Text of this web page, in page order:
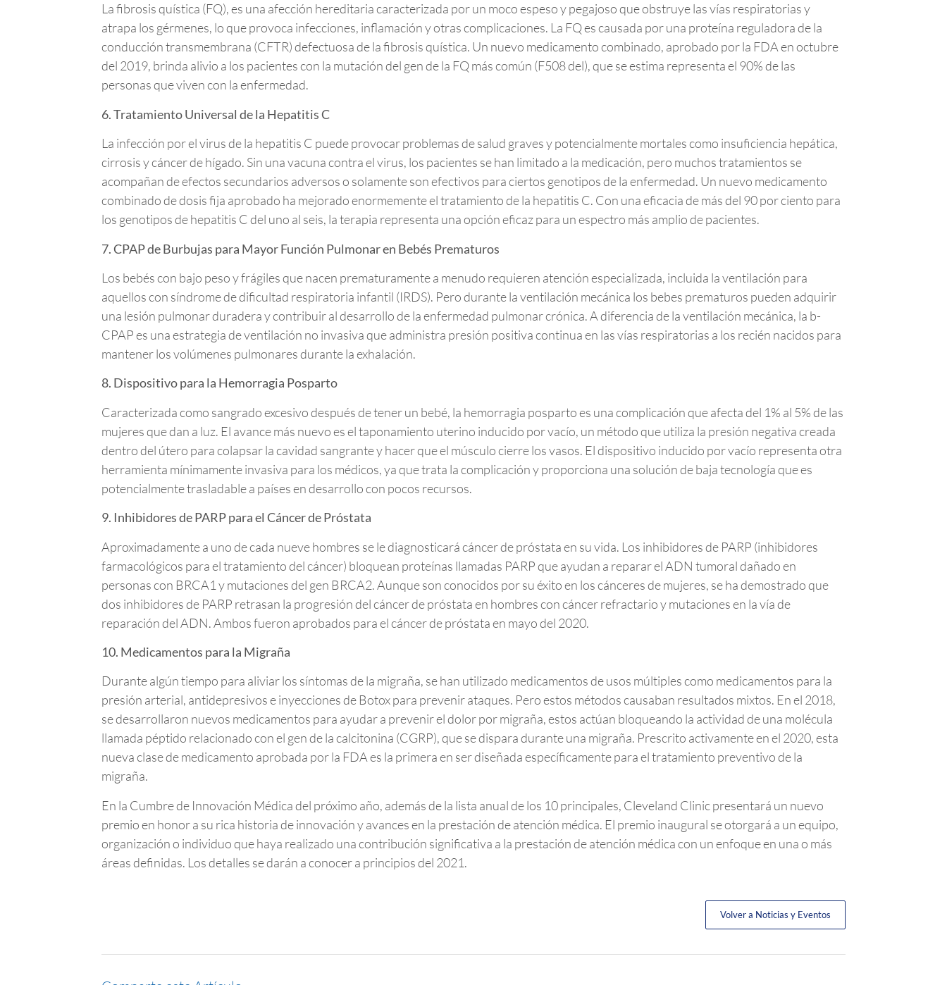
La fibrosis quística (FQ), es una afección hereditaria caracterizada por un moco espeso y pegajoso que obstruye las vías respiratorias y
atrapa los gérmenes, lo que provoca infecciones, inflamación y otras complicaciones. La FQ es causada por una proteína reguladora de la
conducción transmembrana (CFTR) defectuosa de la fibrosis quística. Un nuevo medicamento combinado, aprobado por la FDA en octubre
del 2019, brinda alivio a los pacientes con la mutación del gen de la FQ más común (F508 del), que se estima representa el 90% de las
personas que viven con la enfermedad.
6. Tratamiento Universal de la Hepatitis C
La infección por el virus de la hepatitis C puede provocar problemas de salud graves y potencialmente mortales como insuficiencia hepática,
cirrosis y cáncer de hígado. Sin una vacuna contra el virus, los pacientes se han limitado a la medicación, pero muchos tratamientos se
acompañan de efectos secundarios adversos o solamente son efectivos para ciertos genotipos de la enfermedad. Un nuevo medicamento
combinado de dosis fija aprobado ha mejorado enormemente el tratamiento de la hepatitis C. Con una eficacia de más del 90 por ciento para
los genotipos de hepatitis C del uno al seis, la terapia representa una opción eficaz para un espectro más amplio de pacientes.
7. CPAP de Burbujas para Mayor Función Pulmonar en Bebés Prematuros
Los bebés con bajo peso y frágiles que nacen prematuramente a menudo requieren atención especializada, incluida la ventilación para
aquellos con síndrome de dificultad respiratoria infantil (IRDS). Pero durante la ventilación mecánica los bebes prematuros pueden adquirir
una lesión pulmonar duradera y contribuir al desarrollo de la enfermedad pulmonar crónica. A diferencia de la ventilación mecánica, la b-
CPAP es una estrategia de ventilación no invasiva que administra presión positiva continua en las vías respiratorias a los recién nacidos para
mantener los volúmenes pulmonares durante la exhalación.
8. Dispositivo para la Hemorragia Posparto
Caracterizada como sangrado excesivo después de tener un bebé, la hemorragia posparto es una complicación que afecta del 1% al 5% de las
mujeres que dan a luz. El avance más nuevo es el taponamiento uterino inducido por vacío, un método que utiliza la presión negativa creada
dentro del útero para colapsar la cavidad sangrante y hacer que el músculo cierre los vasos. El dispositivo inducido por vacío representa otra
herramienta mínimamente invasiva para los médicos, ya que trata la complicación y proporciona una solución de baja tecnología que es
potencialmente trasladable a países en desarrollo con pocos recursos.
9. Inhibidores de PARP para el Cáncer de Próstata
Aproximadamente a uno de cada nueve hombres se le diagnosticará cáncer de próstata en su vida. Los inhibidores de PARP (inhibidores
farmacológicos para el tratamiento del cáncer) bloquean proteínas llamadas PARP que ayudan a reparar el ADN tumoral dañado en
personas con BRCA1 y mutaciones del gen BRCA2. Aunque son conocidos por su éxito en los cánceres de mujeres, se ha demostrado que
dos inhibidores de PARP retrasan la progresión del cáncer de próstata en hombres con cáncer refractario y mutaciones en la vía de
reparación del ADN. Ambos fueron aprobados para el cáncer de próstata en mayo del 2020.
10. Medicamentos para la Migraña
Durante algún tiempo para aliviar los síntomas de la migraña, se han utilizado medicamentos de usos múltiples como medicamentos para la
presión arterial, antidepresivos e inyecciones de Botox para prevenir ataques. Pero estos métodos causaban resultados mixtos. En el 2018,
se desarrollaron nuevos medicamentos para ayudar a prevenir el dolor por migraña, estos actúan bloqueando la actividad de una molécula
llamada péptido relacionado con el gen de la calcitonina (CGRP), que se dispara durante una migraña. Prescrito activamente en el 2020, esta
nueva clase de medicamento aprobada por la FDA es la primera en ser diseñada específicamente para el tratamiento preventivo de la
migraña.
En la Cumbre de Innovación Médica del próximo año, además de la lista anual de los 10 principales, Cleveland Clinic presentará un nuevo
premio en honor a su rica historia de innovación y avances en la prestación de atención médica. El premio inaugural se otorgará a un equipo,
organización o individuo que haya realizado una contribución significativa a la prestación de atención médica con un enfoque en una o más
áreas definidas. Los detalles se darán a conocer a principios del 2021.
Volver a Noticias y Eventos